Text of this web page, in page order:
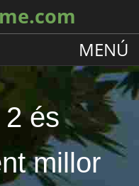
MENÚ
és
millor